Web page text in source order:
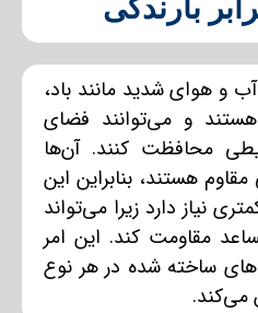
بارندگی
آب و هوای شدید مانند باد،
هستند و می‌توانند فضای
محافظت کنند. آن‌ها
هستند، بنابراین این
نیاز دارد زیرا می‌تواند
مقاومت کند. این امر
ساخته شده در هر نوع
می‌کند.